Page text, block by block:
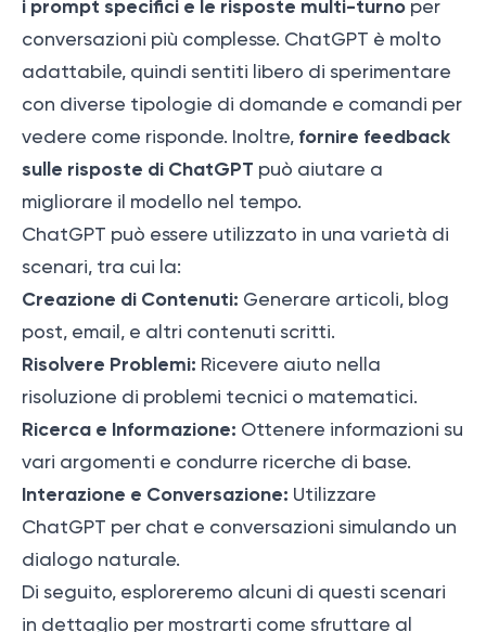
i prompt specifici e le risposte multi-turno per
conversazioni più complesse. ChatGPT è molto
adattabile, quindi sentiti libero di sperimentare
con diverse tipologie di domande e comandi per
vedere come risponde. Inoltre, fornire feedback
sulle risposte di ChatGPT può aiutare a
migliorare il modello nel tempo.
ChatGPT può essere utilizzato in una varietà di
scenari, tra cui la:
Creazione di Contenuti: Generare articoli, blog
post, email, e altri contenuti scritti.
Risolvere Problemi: Ricevere aiuto nella
risoluzione di problemi tecnici o matematici.
Ricerca e Informazione: Ottenere informazioni su
vari argomenti e condurre ricerche di base.
Interazione e Conversazione: Utilizzare
ChatGPT per chat e conversazioni simulando un
dialogo naturale.
Di seguito, esploreremo alcuni di questi scenari
in dettaglio per mostrarti come sfruttare al